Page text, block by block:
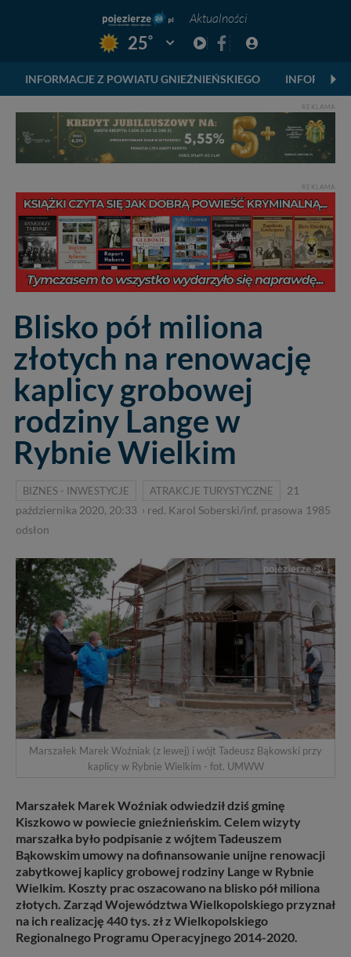
Aktualności
25° Pogoda: Gniezno
INFORMACJE Z POWIATU GNIEŹNIEŃSKIEGO
REKLAMA
REKLAMA
Blisko pół miliona
złotych na renowację
kaplicy grobowej
rodziny Lange w
Rybnie Wielkim
BIZNES - INWESTYCJE ATRAKCJE TURYSTYCZNE
21
października 2020, 20:33 › red. Karol Soberski/inf. prasowa 1985
odsłon
Marszałek Marek Woźniak (z lewej) i wójt Tadeusz Bąkowski przy
kaplicy w Rybnie Wielkim - fot. UMWW
Marszałek Marek Woźniak odwiedził dziś gminę
Kiszkowo w powiecie gnieźnieńskim. Celem wizyty
marszałka było podpisanie z wójtem Tadeuszem
Bąkowskim umowy na dofinansowanie unijne renowacji
zabytkowej kaplicy grobowej rodziny Lange w Rybnie
Wielkim. Koszty prac oszacowano na blisko pół miliona
złotych. Zarząd Województwa Wielkopolskiego przyznał
na ich realizację 440 tys. zł z Wielkopolskiego
Regionalnego Programu Operacyjnego 2014-2020.